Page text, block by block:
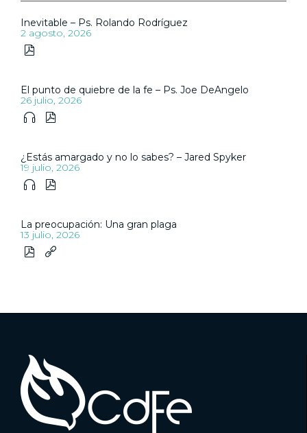
Inevitable – Ps. Rolando Rodríguez
2 agosto, 2026

El punto de quiebre de la fe – Ps. Joe DeAngelo
26 julio, 2026
 
¿Estás amargado y no lo sabes? – Jared Spyker
19 julio, 2026
 
La preocupación: Una gran plaga
13 julio, 2026
 